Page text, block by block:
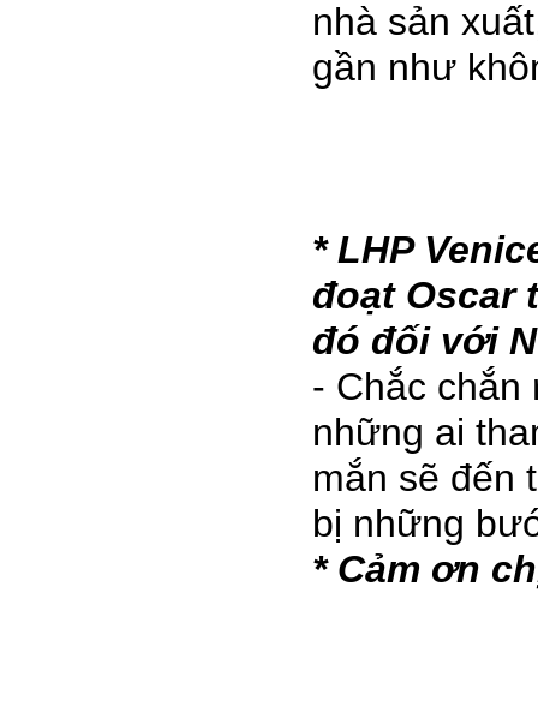
nhà sản
gần như
* LHP
đoạt Oscar
đó đối với
- Chắc chắn
những ai
mắn sẽ đến
bị những
* Cảm ơn